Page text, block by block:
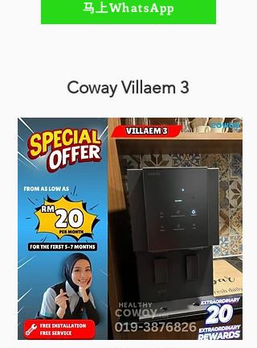
马上WhatsApp
Coway Villaem 3